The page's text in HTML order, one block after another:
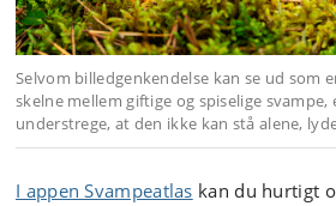
Selvom billedgenkendelse kan se ud som
skelne mellem giftige og spiselige
understrege, at den ikke kan stå alene,
I appen Svampeatlas kan du hurtigt